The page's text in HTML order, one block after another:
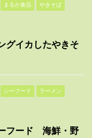
まるか食品
やきそば
グイカしたやきそ
シーフード
ラーメン
フード 海鮮・野